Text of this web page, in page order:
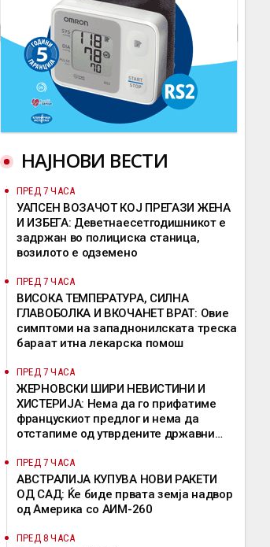
НАЈНОВИ ВЕСТИ
ПРЕД 7 ЧАСА
УАПСЕН ВОЗАЧОТ КОЈ ПРЕГАЗИ ЖЕНА
И ИЗБЕГА: Деветнаесетгодишникот е
задржан во полициска станица,
возилото е одземено
ПРЕД 7 ЧАСА
ВИСОКА ТЕМПЕРАТУРА, СИЛНА
ГЛАВОБОЛКА И ВКОЧАНЕТ ВРАТ: Овие
симптоми на западнонилската треска
бараат итна лекарска помош
ПРЕД 7 ЧАСА
ЖЕРНОВСКИ ШИРИ НЕВИСТИНИ И
ХИСТЕРИЈА: Нема да го прифатиме
францускиот предлог и нема да
отстапиме од утврдените државни
ПРЕД 7 ЧАСА
АВСТРАЛИЈА КУПУВА НОВИ РАКЕТИ
ОД САД: Ќе биде првата земја надвор
од Америка со АИМ-260
ПРЕД 8 ЧАСА